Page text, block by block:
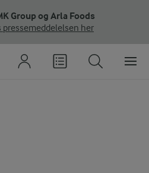
Group og Arla Foods
pressemeddelelsen her